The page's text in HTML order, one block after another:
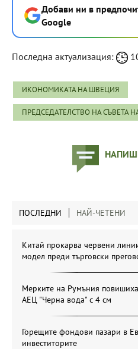
Добави ни в
Google
Последна актуализация:
ИКОНОМИКАТА НА ШВЕЦИЯ
ПРЕДСЕДАТЕЛСТВО НА СЪВЕТА
ПОСЛЕДНИ НАЙ-ЧЕТЕНИ
Китай прокарва червени
модел преди търговски
Мерките на Румъния
АЕЦ "Черна вода" с 4 см
Горещите фондови пазари в
инвеститорите